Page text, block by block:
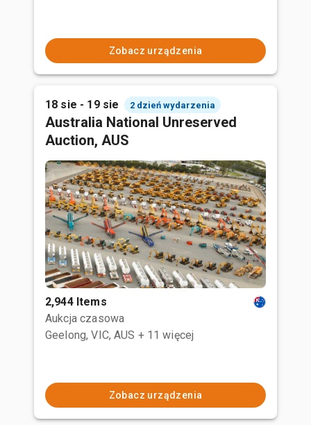
Zobacz urządzenia
18 sie - 19 sie 2 dzień wydarzenia
Australia National Unreserved
Auction, AUS
2,944 Items
Aukcja czasowa
Geelong, VIC, AUS + 11 więcej
Zobacz urządzenia